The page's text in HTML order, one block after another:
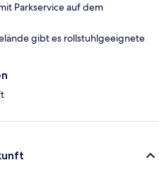
Parkservice auf dem
gibt es rollstuhlgeeignete